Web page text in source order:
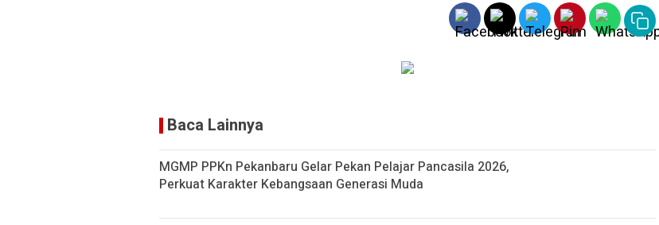
Baca Lainnya
MGMP PPKn Pekanbaru Gelar Pekan Pelajar Pancasila 2026,
Perkuat Karakter Kebangsaan Generasi Muda